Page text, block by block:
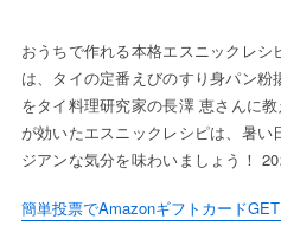
おうちで作れる本格エスニックレ
は、タイの定番えびのすり身パン
をタイ料理研究家の長澤 恵さんに
が効いたエスニックレシピは、暑
ジアンな気分を味わいましょう！
簡単投票でAmazonギフトカードGET